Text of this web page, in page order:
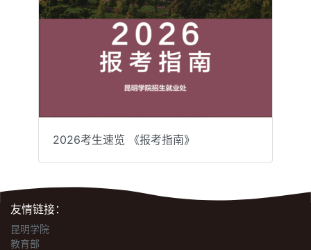
2026考生速览 《报考指南》
友情链接：
昆明学院
教育部